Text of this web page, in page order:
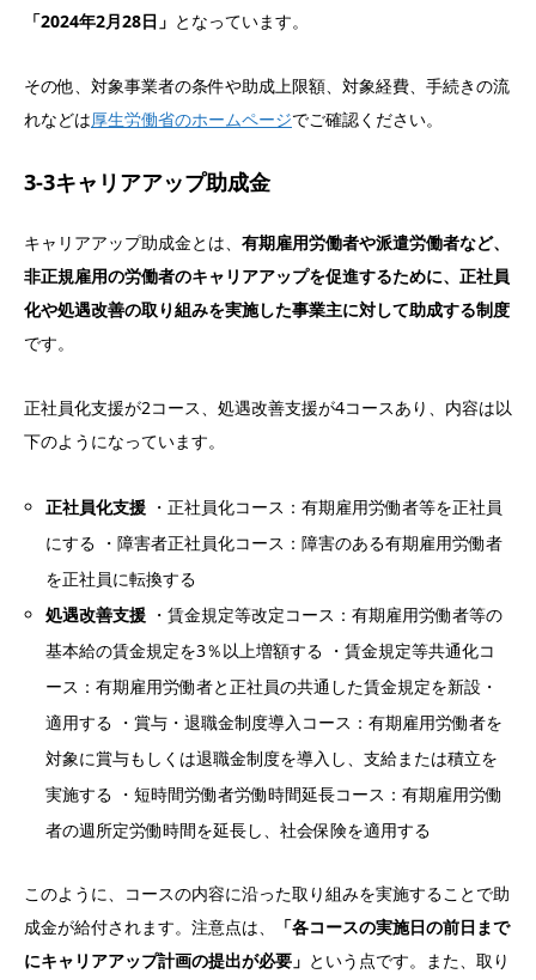
「2024年2月28日」 となっています。
その他、対象事業者の条件や助成上限額、対象経費、手続きの流
れなどは厚生労働省のホームページでご確認ください。
3-3キャリアアップ助成金
キャリアアップ助成金とは、 有期雇用労働者や派遣労働者など、
非正規雇用の労働者のキャリアアップを促進するために、正社員
化や処遇改善の取り組みを実施した事業主に対して助成する制度
です。
正社員化支援が2コース、処遇改善支援が4コースあり、内容は以
下のようになっています。
正社員化支援 ・正社員化コース：有期雇用労働者等を正社員
にする ・障害者正社員化コース：障害のある有期雇用労働者
を正社員に転換する
処遇改善支援 ・賃金規定等改定コース：有期雇用労働者等の
基本給の賃金規定を3％以上増額する ・賃金規定等共通化コ
ース：有期雇用労働者と正社員の共通した賃金規定を新設・
適用する ・賞与・退職金制度導入コース：有期雇用労働者を
対象に賞与もしくは退職金制度を導入し、支給または積立を
実施する ・短時間労働者労働時間延長コース：有期雇用労働
者の週所定労働時間を延長し、社会保険を適用する
このように、コースの内容に沿った取り組みを実施することで助
成金が給付されます。注意点は、
「各コースの実施日の前日まで
にキャリアアップ計画の提出が必要」 という点です。また、取り